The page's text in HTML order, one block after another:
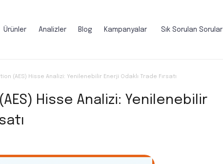
Ürünler Analizler Blog Kampanyalar Sık Sorulan Sorular
(AES) Hisse Analizi: Yenilenebilir Enerji Odaklı Trade Fırsatı
Hisse Analizi: Yenilenebilir